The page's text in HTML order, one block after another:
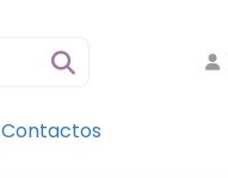
Contactos